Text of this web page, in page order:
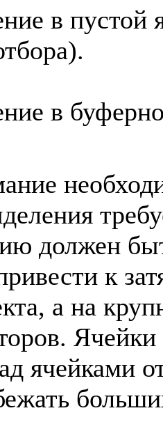
в пустой
в
должен
к
а на
ячейками